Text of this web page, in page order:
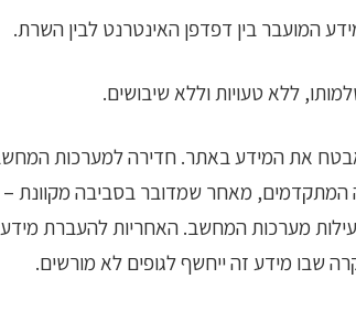
המועבר בין דפדפן האינטרנט לבין השרת.
ללא טעויות וללא שיבושים.
את המידע באתר. חדירה למערכות
מאחר שמדובר בסביבה מקוונת –
מערכות המחשב. האחריות להעברת
שבו מידע זה ייחשף לגופים לא מורשים.